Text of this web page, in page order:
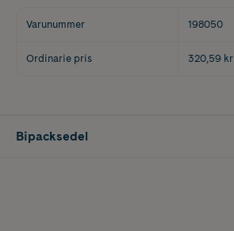
Varunummer 198050
Ordinarie pris 320,59 kr
Bipacksedel